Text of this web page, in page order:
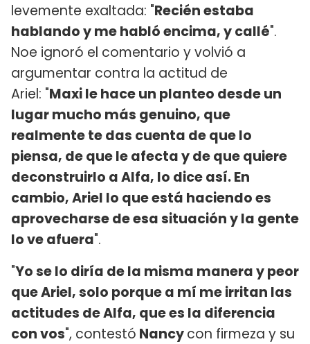
levemente exaltada: "Recién estaba
hablando y me habló encima, y callé".
Noe ignoró el comentario y volvió a
argumentar contra la actitud de
Ariel: "Maxi le hace un planteo desde un
lugar mucho más genuino, que
realmente te das cuenta de que lo
piensa, de que le afecta y de que quiere
deconstruirlo a Alfa, lo dice así. En
cambio, Ariel lo que está haciendo es
aprovecharse de esa situación y la gente
lo ve afuera".
"Yo se lo diría de la misma manera y peor
que Ariel, solo porque a mí me irritan las
actitudes de Alfa, que es la diferencia
con vos", contestó Nancycon firmeza y su